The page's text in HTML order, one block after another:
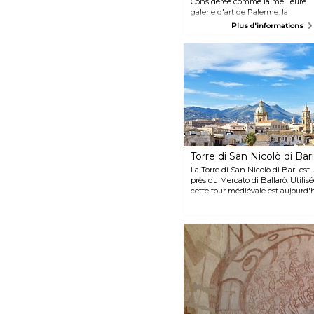
galerie d'art de Palerme, la
Galleria Regionale della Sicilia
œuvres d'artistes siciliens du
Moyen Âge, des objets de la
période arabe et des peintures
des XVIIème et XVIIIème siècles.
Prenez le temps d'admirer le
magnifique Palazzo Abatellis,
construit au XVème siècle dans
un style gothique-catalan.
Plus d'informations
Torre di San Nicolò di Bari
La Torre di San Nicolò di Bari
près du Mercato di Ballarò.
cette tour médiévale est
profiter de sa vue imprenable